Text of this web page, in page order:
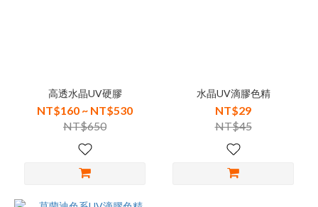
高透水晶UV硬膠
NT$160 ~ NT$530
NT$650
水晶UV滴膠色精
NT$29
NT$45